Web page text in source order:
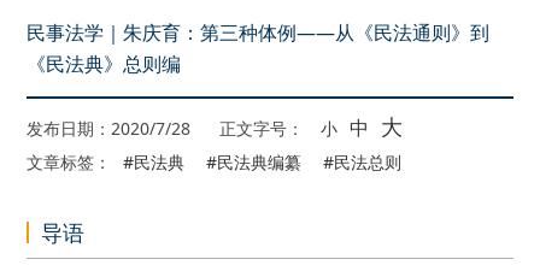
民事法学｜朱庆育：第三种体例——从《民法通则》到
《民法典》总则编
发布日期：2020/7/28 正文字号： 小 中 大
文章标签： #民法典 #民法典编纂 #民法总则
导语